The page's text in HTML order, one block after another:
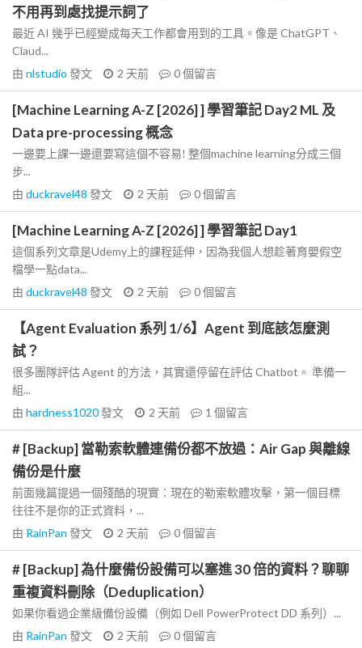
不用再到處找提示詞了
最近 AI 幾乎已經變成每天工作都會用到的工具。像是 ChatGPT、
Claud...
由 nlstudio 發文 2 天前 0個留言
[Machine Learning A-Z [2026] ] 學習筆記 Day2 ML 及
Data pre-processing 概念
一邊要上課一邊還要寫這個不容易! 整個machine learning分成三個
步...
由 duckravel48 發文 2 天前 0個留言
[Machine Learning A-Z [2026] ] 學習筆記 Day1
這個系列文章是Udemy上的課程延伸，因為我個人想趁著育嬰假空
檔學一點data...
由 duckravel48 發文 2 天前 0個留言
【Agent Evaluation 系列 1/6】Agent 到底該怎麼測
試？
很多團隊評估 Agent 的方法，其實還停留在評估 Chatbot。 準備一
組...
由 hardness1020發文 2 天前 1 個留言
# [Backup] 當勒索軟體連備份都不放過：Air Gap 與離線
備份是什麼
前面幾篇提過一個殘酷的現實：現在的勒索軟體攻擊，第一個目標
往往不是你的正式資料，...
由 RainPan 發文 2 天前 0個留言
# [Backup] 為什麼備份設備可以塞進 30 倍的資料？聊聊
重複資料刪除（Deduplication）
如果你看過企業級備份設備（例如 Dell PowerProtect DD 系列）...
由 RainPan 發文 2 天前 0個留言